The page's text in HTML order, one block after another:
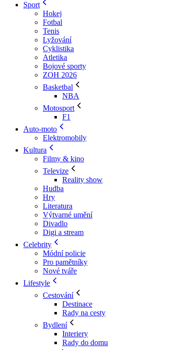
Sport
Hokej
Fotbal
Tenis
Lyžování
Cyklistika
Atletika
Bojové sporty
ZOH 2026
Basketbal
NBA
Motosport
F1
Auto-moto
Elektromobily
Kultura
Filmy & kino
Televize
Reality show
Hudba
Hry
Literatura
Výtvarné umění
Divadlo
Digi a stream
Celebrity
Módní policie
Pro pamětníky
Nové tváře
Lifestyle
Cestování
Destinace
Rady na cesty
Bydlení
Interiery
Rady do domu